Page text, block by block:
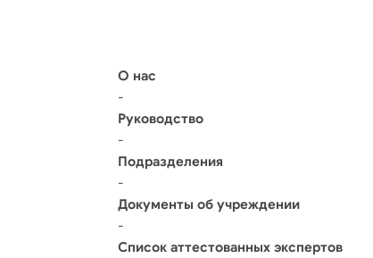
О нас
-
Руководство
-
Подразделения
-
Документы об учреждении
-
Список аттестованных экспертов